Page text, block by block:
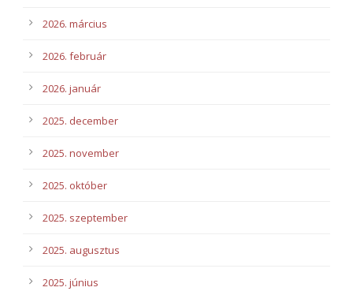
2026. március
2026. február
2026. január
2025. december
2025. november
2025. október
2025. szeptember
2025. augusztus
2025. június